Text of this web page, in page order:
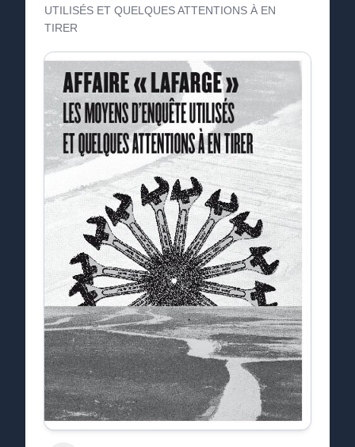
UTILISÉS ET QUELQUES ATTENTIONS À EN
TIRER